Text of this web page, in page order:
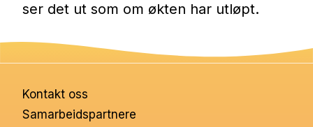
ser det ut som om økten har utløpt.
Kontakt oss
Samarbeidspartnere
Nettbutikk
Kontakt oss